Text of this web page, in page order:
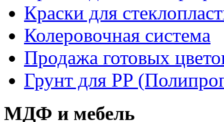
Краски для
Колеровочная система
Продажа готовых
Грунт для PP
МДФ и мебель